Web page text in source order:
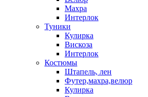
Махра
Интерлок
Туники
Кулирка
Вискоза
Интерлок
Костюмы
Штапель, лен
Футер,махра,велюр
Кулирка